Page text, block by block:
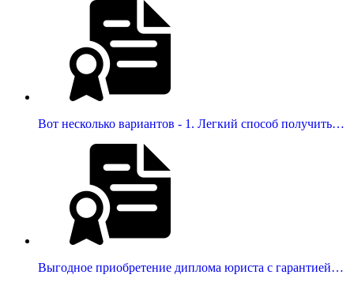
Вот несколько вариантов - 1. Легкий способ получить…
Выгодное приобретение диплома юриста с гарантией…